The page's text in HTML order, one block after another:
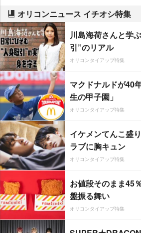
オリコンニュース イチオシ特集
川島海荷さんと学
引”のリアル
オリコンタイアップ特集
マクドナルドが40
生の甲子園」
オリコンタイアップ特集
イケメンてんこ盛
ラブに胸キュン
オリコンタイアップ特集
お値段そのまま45
盤振る舞い
オリコンタイアップ特集